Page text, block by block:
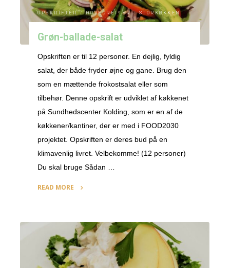
OPSKRIFTER / HOVEDRETTER / STORKØKKEN
Grøn-ballade-salat
Opskriften er til 12 personer. En dejlig, fyldig
salat, der både fryder øjne og gane. Brug den
som en mættende frokostsalat eller som
tilbehør. Denne opskrift er udviklet af køkkenet
på Sundhedscenter Kolding, som er en af de
køkkener/kantiner, der er med i FOOD2030
projektet. Opskriften er deres bud på en
klimavenlig livret. Velbekomme! (12 personer)
Du skal bruge Sådan …
READ MORE
salat"